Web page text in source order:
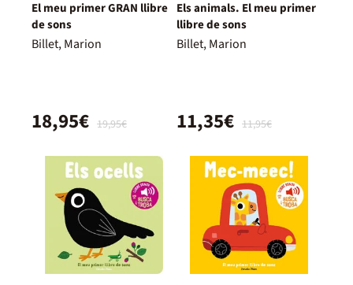
El meu primer GRAN llibre
de sons
Billet, Marion
19,95€
18,95€
Els animals. El meu primer
llibre de sons
Billet, Marion
11,95€
11,35€